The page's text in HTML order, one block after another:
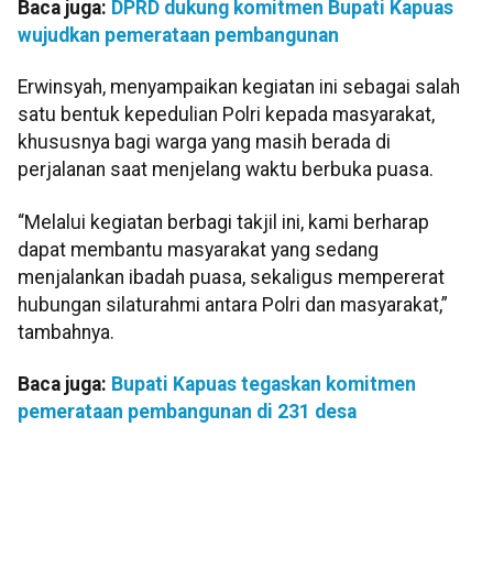
Baca juga: DPRD dukung komitmen Bupati Kapuas
wujudkan pemerataan pembangunan
Erwinsyah, menyampaikan kegiatan ini sebagai salah
satu bentuk kepedulian Polri kepada masyarakat,
khususnya bagi warga yang masih berada di
perjalanan saat menjelang waktu berbuka puasa.
“Melalui kegiatan berbagi takjil ini, kami berharap
dapat membantu masyarakat yang sedang
menjalankan ibadah puasa, sekaligus mempererat
hubungan silaturahmi antara Polri dan masyarakat,”
tambahnya.
Baca juga: Bupati Kapuas tegaskan komitmen
pemerataan pembangunan di 231 desa